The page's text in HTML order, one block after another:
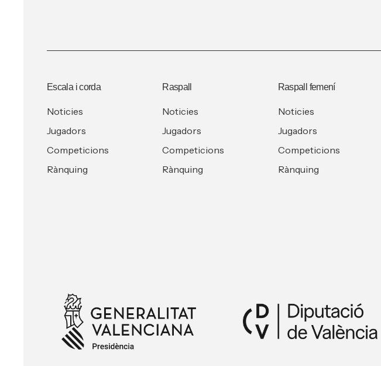
Escala i corda
Noticies
Jugadors
Competicions
Rànquing
Raspall
Noticies
Jugadors
Competicions
Rànquing
Raspall femení
Noticies
Jugadors
Competicions
Rànquing